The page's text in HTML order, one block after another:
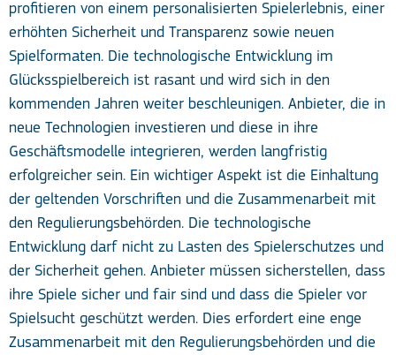
profitieren von einem personalisierten Spielerlebnis, einer
erhöhten Sicherheit und Transparenz sowie neuen
Spielformaten. Die technologische Entwicklung im
Glücksspielbereich ist rasant und wird sich in den
kommenden Jahren weiter beschleunigen. Anbieter, die in
neue Technologien investieren und diese in ihre
Geschäftsmodelle integrieren, werden langfristig
erfolgreicher sein. Ein wichtiger Aspekt ist die Einhaltung
der geltenden Vorschriften und die Zusammenarbeit mit
den Regulierungsbehörden. Die technologische
Entwicklung darf nicht zu Lasten des Spielerschutzes und
der Sicherheit gehen. Anbieter müssen sicherstellen, dass
ihre Spiele sicher und fair sind und dass die Spieler vor
Spielsucht geschützt werden. Dies erfordert eine enge
Zusammenarbeit mit den Regulierungsbehörden und die